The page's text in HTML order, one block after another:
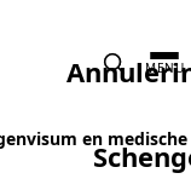
MENU
en medische